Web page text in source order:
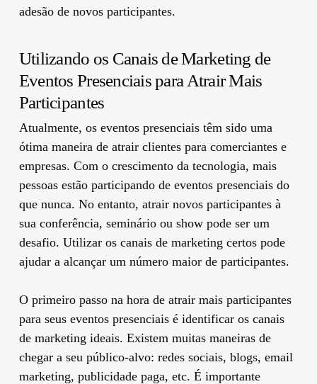
adesão de novos participantes.
Utilizando os Canais de Marketing de
Eventos Presenciais para Atrair Mais
Participantes
Atualmente, os eventos presenciais têm sido uma
ótima maneira de atrair clientes para comerciantes e
empresas. Com o crescimento da tecnologia, mais
pessoas estão participando de eventos presenciais do
que nunca. No entanto, atrair novos participantes à
sua conferência, seminário ou show pode ser um
desafio. Utilizar os canais de marketing certos pode
ajudar a alcançar um número maior de participantes.
O primeiro passo na hora de atrair mais participantes
para seus eventos presenciais é identificar os canais
de marketing ideais. Existem muitas maneiras de
chegar a seu público-alvo: redes sociais, blogs, email
marketing, publicidade paga, etc. É importante